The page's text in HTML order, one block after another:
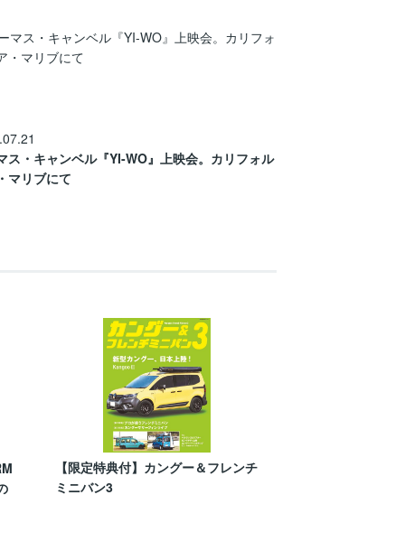
ス・キャンベル『YI-WO』上映会。カリフォル
マリブにて
【限定特典付】カングー＆フレンチ
ミニバン3